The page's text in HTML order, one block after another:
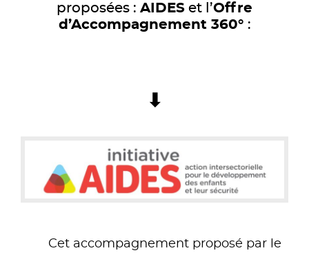
proposées : AIDES et l’Offre
d’Accompagnement 360° :
⬇
Cet accompagnement proposé par le